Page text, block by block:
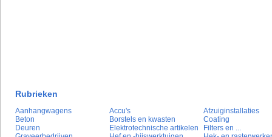
Rubrieken
Aanhangwagens Accu's
Afzuiginstallaties
Beton
Borstels en kwasten
Coating
Deuren
Elektrotechnische artikelen
Filters en ...